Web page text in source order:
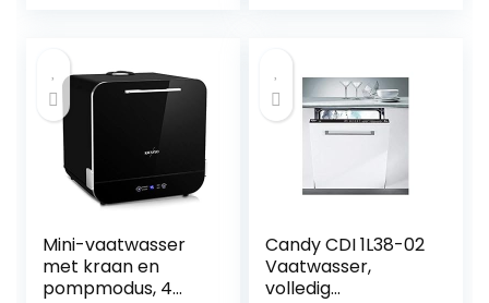
Mini-vaatwasser
met kraan en
pompmodus, 4
Candy CDI 1L38-02
Vaatwasser,
volledig